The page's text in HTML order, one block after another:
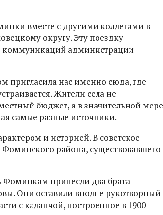
вместе с другими коллегами в
округу. Эту поездку
коммуникаций администрации
пригласила нас именно сюда, где
Жители села не
бюджет, а в значительной мере
самые разные источники.
и историей. В советское
района, существовавшего
принесли два брата-
Они оставили вполне рукотворный
с каланчой, построенное в 1900